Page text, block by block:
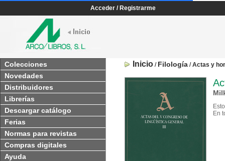
Acceder / Registrarme
Colecciones
Novedades
Distribuidores
Librerías
Descargar catálogo
Ferias
Normas para revistas
Compras digitales
Ayuda
Inicio / Filología /Actas y
En